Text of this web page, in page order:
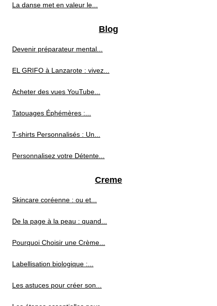
La danse met en valeur le...
Blog
Devenir préparateur mental...
EL GRIFO à Lanzarote : vivez...
Acheter des vues YouTube...
Tatouages Éphémères :...
T-shirts Personnalisés : Un...
Personnalisez votre Détente...
Creme
Skincare coréenne : ou et...
De la page à la peau : quand...
Pourquoi Choisir une Crème...
Labellisation biologique :...
Les astuces pour créer son...